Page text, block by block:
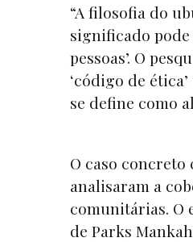
“A filosofia do
significado pode
pessoas’. O
‘código de
se define como
O caso concreto
analisaram a
comunitárias. O
de Parks